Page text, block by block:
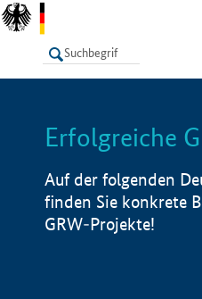
LISTE
Erfolgreiche
Auf der folgenden
finden Sie konkrete
GRW-Projekte!